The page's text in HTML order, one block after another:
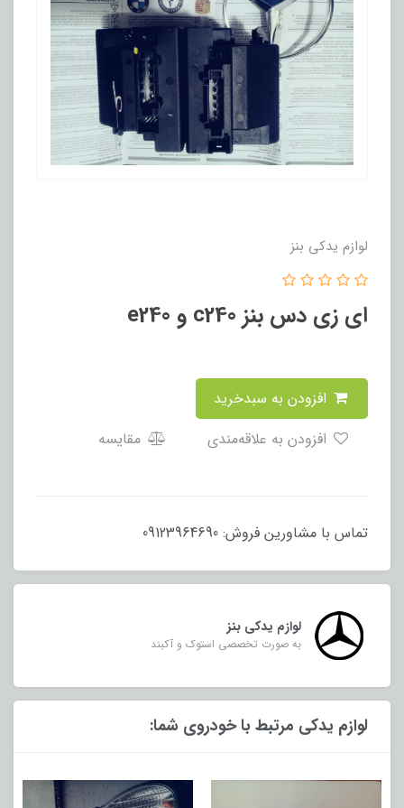
لوازم یدکی بنز
ای زی دس بنز c240 و e240
مقایسه
تماس با مشاورین فروش: 09123964690
لوازم یدکی بنز
به صورت تخصصی استوک و آکبند
لوازم یدکی مرتبط با خودروی شما: